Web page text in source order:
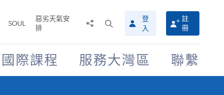
SOUL
惡劣天氣安
排
搜
尋
介
面
登
入
註
冊
國際課程 服務大灣區 聯繫